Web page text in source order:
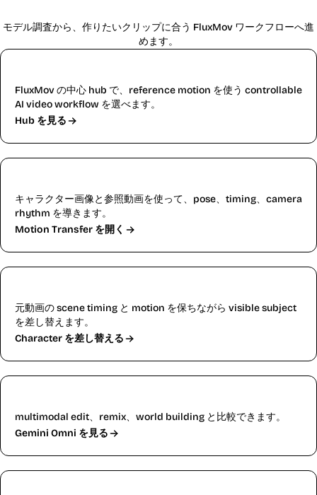
モデル調査から、作りたいクリップに合う FluxMov ワークフローへ進
めます。
FluxMov の中心 hub で、reference motion を使う controllable
AI video workflow を選べます。
Hub を見る
キャラクター画像と参照動画を使って、pose、timing、camera
rhythm を導きます。
Motion Transfer を開く
元動画の scene timing と motion を保ちながら visible subject
を差し替えます。
Character を差し替える
multimodal edit、remix、world building と比較できます。
Gemini Omni を見る